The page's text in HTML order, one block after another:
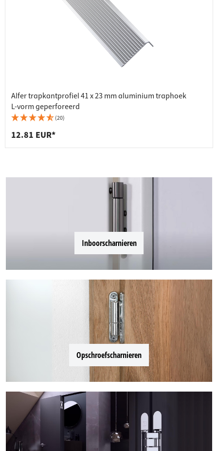
Alfer trapkantprofiel 41 x 23 mm aluminium traphoek
L‑vorm geperforeerd
(20)
12.81 EUR*
Inboorscharnieren
Opschroefscharnieren